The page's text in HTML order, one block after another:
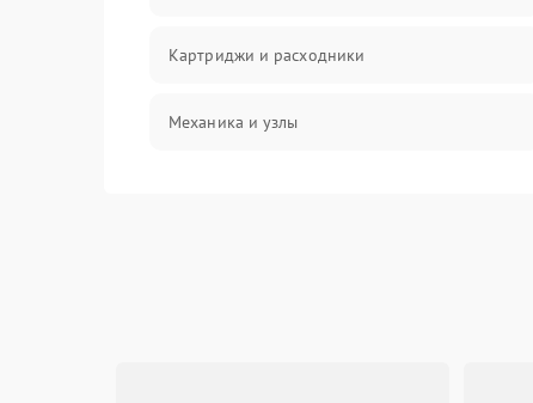
Картриджи и расходники
Механика и узлы